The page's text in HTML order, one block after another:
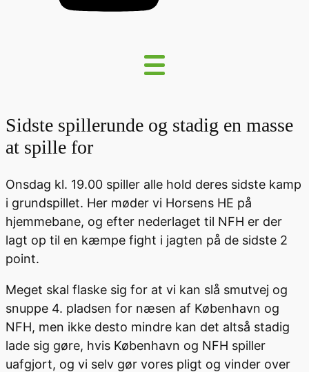
Sidste spillerunde og stadig en masse
at spille for
Onsdag kl. 19.00 spiller alle hold deres sidste kamp
i grundspillet. Her møder vi Horsens HE på
hjemmebane, og efter nederlaget til NFH er der
lagt op til en kæmpe fight i jagten på de sidste 2
point.
Meget skal flaske sig for at vi kan slå smutvej og
snuppe 4. pladsen for næsen af København og
NFH, men ikke desto mindre kan det altså stadig
lade sig gøre, hvis København og NFH spiller
uafgjort, og vi selv gør vores pligt og vinder over